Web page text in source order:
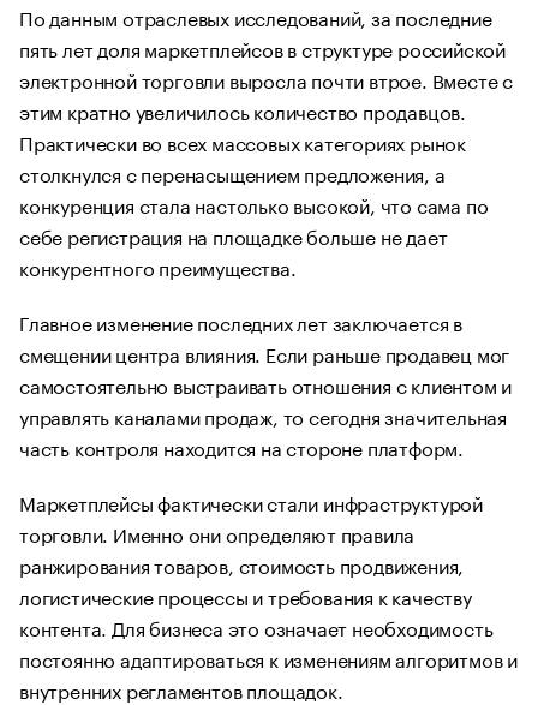
По данным отраслевых исследований, за последние
пять лет доля маркетплейсов в структуре российской
электронной торговли выросла почти втрое. Вместе с
этим кратно увеличилось количество продавцов.
Практически во всех массовых категориях рынок
столкнулся с перенасыщением предложения, а
конкуренция стала настолько высокой, что сама по
себе регистрация на площадке больше не дает
конкурентного преимущества.
Главное изменение последних лет заключается в
смещении центра влияния. Если раньше продавец мог
самостоятельно выстраивать отношения с клиентом и
управлять каналами продаж, то сегодня значительная
часть контроля находится на стороне платформ.
Маркетплейсы фактически стали инфраструктурой
торговли. Именно они определяют правила
ранжирования товаров, стоимость продвижения,
логистические процессы и требования к качеству
контента. Для бизнеса это означает необходимость
постоянно адаптироваться к изменениям алгоритмов и
внутренних регламентов площадок.